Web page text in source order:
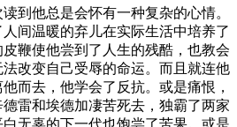
到他总是会怀有一种复杂的心情。
间温暖的弃儿在实际生活中培养了
鞭使他尝到了人生的残酷，也教会
改变自己受辱的命运。而且就连他
而去，他学会了反抗。或是痛恨，
雷和埃德加凄苦死去，独霸了两家
无辜的下一代也饱尝了苦果。或是